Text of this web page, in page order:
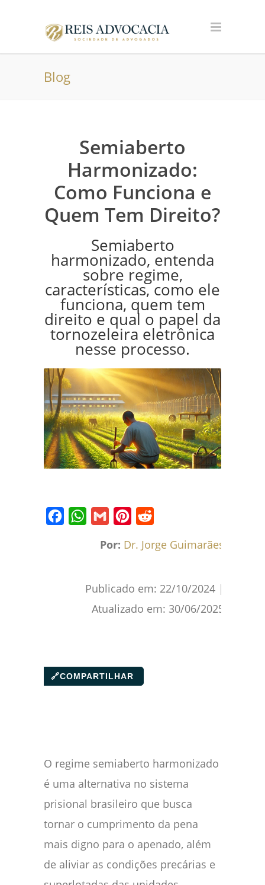
Blog
Semiaberto
Harmonizado:
Como Funciona e
Quem Tem Direito?
Semiaberto
harmonizado, entenda
sobre regime,
características, como ele
funciona, quem tem
direito e qual o papel da
tornozeleira eletrônica
nesse processo.
Por: Dr. Jorge Guimarães
Publicado em: 22/10/2024 |
Atualizado em: 30/06/2025
🔗COMPARTILHAR
O regime semiaberto harmonizado
é uma alternativa no sistema
prisional brasileiro que busca
tornar o cumprimento da pena
mais digno para o apenado, além
de aliviar as condições precárias e